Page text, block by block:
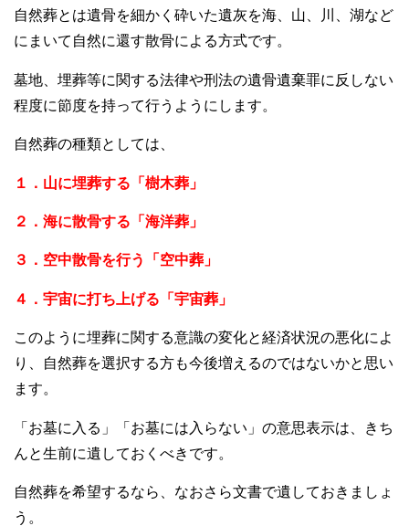
自然葬とは遺骨を細かく砕いた遺灰を海、山、川、湖など
にまいて自然に還す散骨による方式です。
墓地、埋葬等に関する法律や刑法の遺骨遺棄罪に反しない
程度に節度を持って行うようにします。
自然葬の種類としては、
１．山に埋葬する「樹木葬」
２．海に散骨する「海洋葬」
３．空中散骨を行う「空中葬」
４．宇宙に打ち上げる「宇宙葬」
このように埋葬に関する意識の変化と経済状況の悪化によ
り、自然葬を選択する方も今後増えるのではないかと思い
ます。
「お墓に入る」「お墓には入らない」の意思表示は、きち
んと生前に遺しておくべきです。
自然葬を希望するなら、なおさら文書で遺しておきましょ
う。